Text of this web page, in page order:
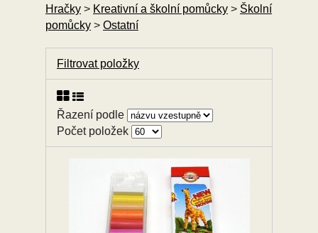
Hračky > Kreativní a školní pomůcky > Školní
pomůcky > Ostatní
Filtrovat položky
Řazení podle
Počet položek